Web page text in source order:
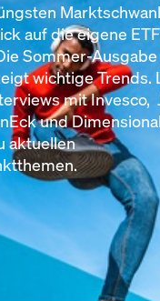
auf die eigene
Sommer-Ausgabe
wichtige Trends.
mit Invesco,
und
aktuellen